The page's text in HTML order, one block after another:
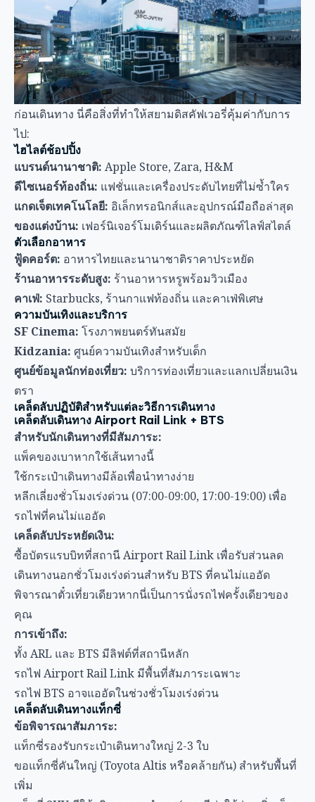
ไฮไลต์ช้อปปิ้ง
แบรนด์นานาชาติ:Apple Store, Zara, H&M
ดีไซเนอร์ท้องถิ่น:แฟชั่นและเครื่องประดับไทยที่ไม่ซ้ำใคร
แกดเจ็ตเทคโนโลยี:อิเล็กทรอนิกส์และอุปกรณ์มือถือล่าสุด
ของแต่งบ้าน:เฟอร์นิเจอร์โมเดิร์นและผลิตภัณฑ์ไลฟ์สไตล์
ตัวเลือกอาหาร
ฟู้ดคอร์ต:อาหารไทยและนานาชาติราคาประหยัด
ร้านอาหารระดับสูง:
Starbucks, ร้านกาแฟท้องถิ่น และคาเฟ่พิเศษ
ความบันเทิงและบริการ
SF Cinema:โรงภาพยนตร์ทันสมัย
Kidzania: ศูนย์ความบันเทิงสำหรับเด็ก
ศูนย์ข้อมูลนักท่องเที่ยว:บริการท่องเที่ยวและแลกเปลี่ยนเงิน
ตรา
เคล็ดลับปฏิบัติสำหรับแต่ละวิธีการเดินทาง
เคล็ดลับเดินทาง Airport Rail Link + BTS
สำหรับนักเดินทางที่มีสัมภาระ:
แพ็คของเบาหากใช้เส้นทางนี้
ใช้กระเป๋าเดินทางมีล้อเพื่อนำทางง่าย
หลีกเลี่ยงชั่วโมงเร่งด่วน (07:00-09:00, 17:00-19:00) เพื่อ
รถไฟที่คนไม่แออัด
เคล็ดลับประหยัดเงิน:
ซื้อบัตรแรบบิทที่สถานี Airport Rail Link เพื่อรับส่วนลด
เดินทางนอกชั่วโมงเร่งด่วนสำหรับ BTS ที่คนไม่แออัด
พิจารณาตั๋วเที่ยวเดียวหากนี่เป็นการนั่งรถไฟครั้งเดียวของ
คุณ
การเข้าถึง:
ทั้ง ARL และ BTS มีลิฟต์ที่สถานีหลัก
รถไฟ Airport Rail Link มีพื้นที่สัมภาระเฉพาะ
รถไฟ BTS อาจแออัดในช่วงชั่วโมงเร่งด่วน
เคล็ดลับเดินทางแท็กซี่
ข้อพิจารณาสัมภาระ:
ขอแท็กซี่คันใหญ่ (Toyota Altis หรือคล้ายกัน) สำหรับพื้นที่
เพิ่ม
แท็กซี่ SUV มีให้บริการตามคำขอ (อาจมีค่าใช้จ่ายเพิ่มเล็ก
น้อย)
เคล็ดลับความปลอดภัย:
ใช้เฉพาะแท็กซี่สนามบินทางการจากคิวที่กำหนด
แชร์ตำแหน่งของคุณกับคนที่บ้าน
เก็บของมีค่าให้ปลอดภัยและพ้นสายตา
ข้อกำหนดวีซ่าและเอกสารเดินทาง
นักเดินทางระหว่างประเทศ